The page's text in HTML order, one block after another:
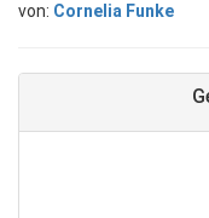
von: Cornelia Funke